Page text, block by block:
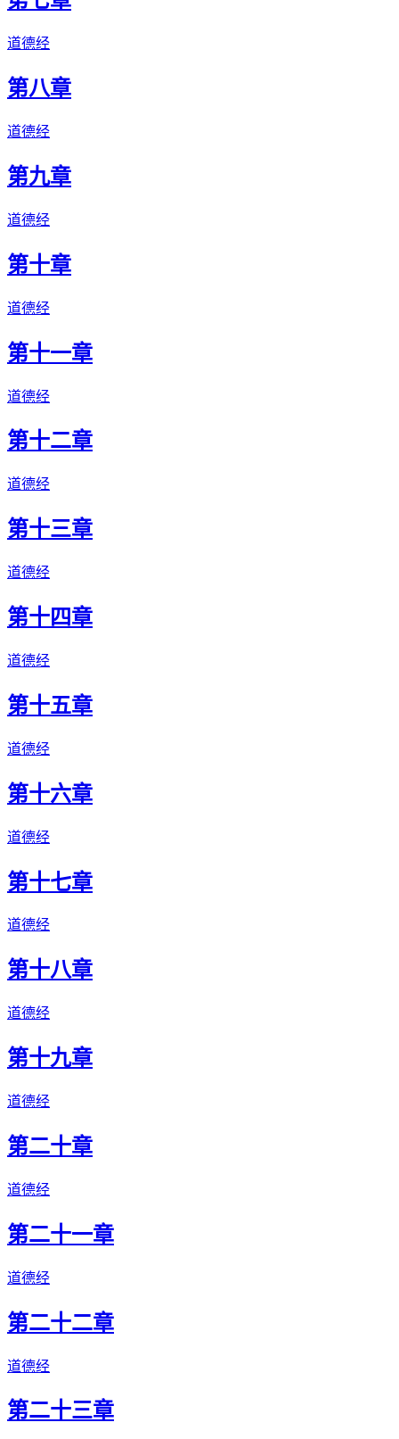
道德经
第八章
道德经
第九章
道德经
第十章
道德经
第十一章
道德经
第十二章
道德经
第十三章
道德经
第十四章
道德经
第十五章
道德经
第十六章
道德经
第十七章
道德经
第十八章
道德经
第十九章
道德经
第二十章
道德经
第二十一章
道德经
第二十二章
道德经
第二十三章